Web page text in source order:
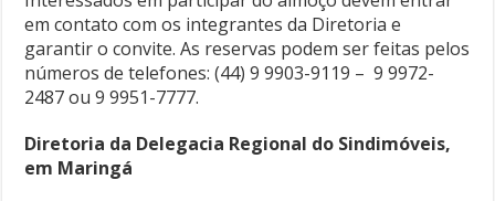
em contato com os integrantes da Diretoria e
garantir o convite. As reservas podem ser feitas pelos
números de telefones: (44) 9 9903-9119 – 9 9972-
2487 ou 9 9951-7777.
Diretoria da Delegacia Regional do Sindimóveis,
em Maringá